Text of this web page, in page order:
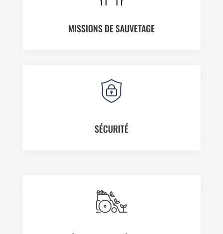
MISSIONS DE SAUVETAGE
SÉCURITÉ